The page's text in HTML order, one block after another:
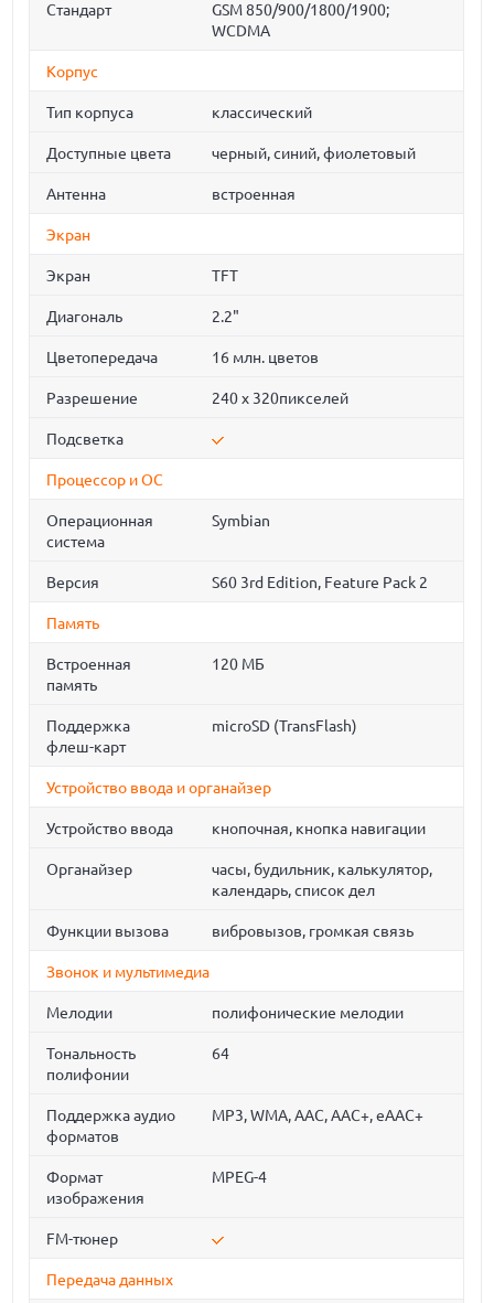
Стандарт
GSM 850/900/1800/1900;
WCDMA
Корпус
Тип корпуса классический
Доступные цвета черный, синий, фиолетовый
Антенна встроенная
Экран
Экран TFT
Диагональ 2.2"
Цветопередача 16 млн. цветов
Разрешение 240 х 320пикселей
Подсветка
Процессор и ОС
Операционная
система
Symbian
Версия S60 3rd Edition, Feature Pack 2
Память
Встроенная
память
120 МБ
Поддержка
флеш-карт
microSD (TransFlash)
Устройство ввода и органайзер
Устройство ввода кнопочная, кнопка навигации
Органайзер
часы, будильник, калькулятор,
календарь, список дел
Функции вызова вибровызов, громкая связь
Звонок и мультимедиа
Мелодии полифонические мелодии
Тональность
полифонии
64
Поддержка аудио
форматов
MP3, WMA, AAC, AAC+, eAAC+
Формат
изображения
MPEG-4
FM-тюнер
Передача данных